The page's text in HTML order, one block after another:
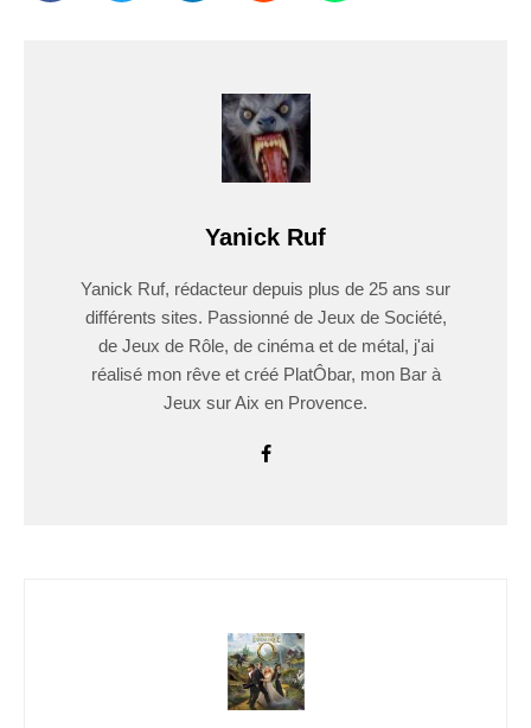
Yanick Ruf
Yanick Ruf, rédacteur depuis plus de 25 ans sur
différents sites. Passionné de Jeux de Société,
de Jeux de Rôle, de cinéma et de métal, j'ai
réalisé mon rêve et créé PlatÔbar, mon Bar à
Jeux sur Aix en Provence.